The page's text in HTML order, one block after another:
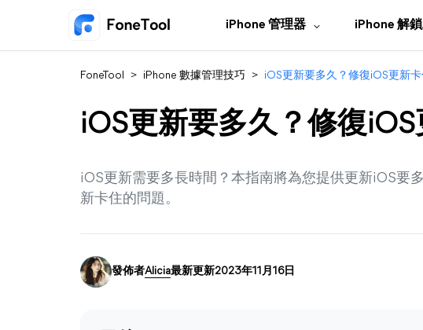
iPhone 管理器 iPhone 解
FoneTool > iPhone 數據管理技巧 > iOS更新要多久？修復iOS更新
iOS更新要多久？修復
iOS更新需要多長時間？本指南將為您提供更新iOS要
新卡住的問題。
發佈者Alicia最新更新2023年11月16日